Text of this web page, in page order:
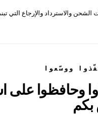
الشحن والاسترداد والإرجاع التي
وحافظوا على